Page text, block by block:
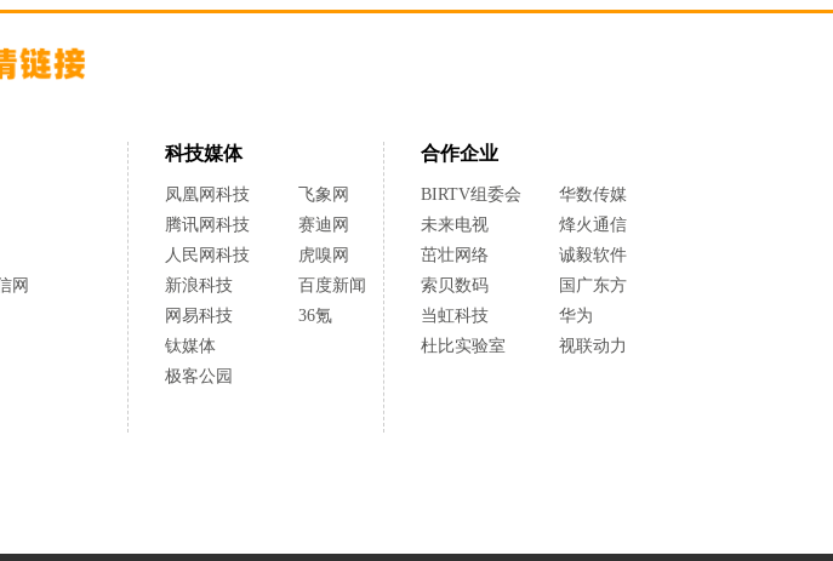
网
科技媒体
凤凰网科技
飞象网
腾讯网科技
赛迪网
人民网科技
虎嗅网
新浪科技
百度新闻
网易科技
36氪
钛媒体
极客公园
合作企业
BIRTV组委会
华数传媒
未来电视
烽火通信
茁壮网络
诚毅软件
索贝数码
国广东方
当虹科技
华为
杜比实验室
视联动力